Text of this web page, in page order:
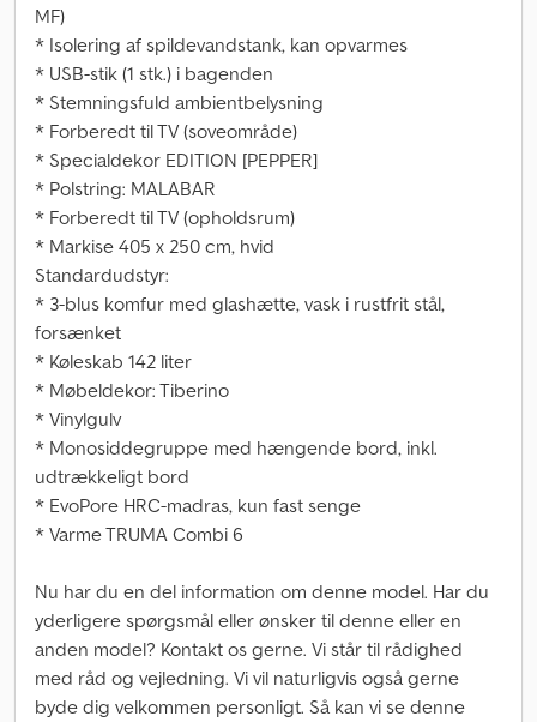
MF)
* Isolering af spildevandstank, kan opvarmes
* USB-stik (1 stk.) i bagenden
* Stemningsfuld ambientbelysning
* Forberedt til TV (soveområde)
* Specialdekor EDITION [PEPPER]
* Polstring: MALABAR
* Forberedt til TV (opholdsrum)
* Markise 405 x 250 cm, hvid
Standardudstyr:
* 3-blus komfur med glashætte, vask i rustfrit stål,
forsænket
* Køleskab 142 liter
* Møbeldekor: Tiberino
* Vinylgulv
* Monosiddegruppe med hængende bord, inkl.
udtrækkeligt bord
* EvoPore HRC-madras, kun fast senge
* Varme TRUMA Combi 6
Nu har du en del information om denne model. Har du
yderligere spørgsmål eller ønsker til denne eller en
anden model? Kontakt os gerne. Vi står til rådighed
med råd og vejledning. Vi vil naturligvis også gerne
byde dig velkommen personligt. Så kan vi se denne